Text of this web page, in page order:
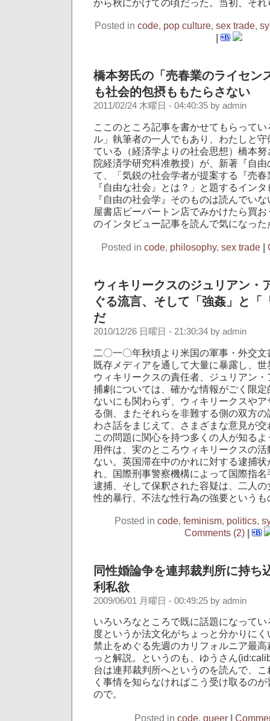
から秋にかけての頃だった。当初、そ
Posted in code, pop culture, sex trade,
橋本努氏の「売春業のライセン
も社会的包摂ももたらさない
2011/02/24 木曜日 - 04:40:35 by admin
ここのところ記事を書かせてもらって
ル」執筆者の一人でもあり、わたしと
ている（経済学よりの社会思想）橋本
院経済学研究科准教授）が、新著『自
て、「気鋭の社会学者が提案する『売
『自由な社会』とは？」と題するイン
『自由の社会学』そのものは読んでい
屋書店ビーバートン店でみかけたら買
のインタビュー記事を読んで気になっ
Posted in code, philosophy, sex trade |
ウィキリークスのジュリアン・
ぐる流言、そして「強姦」と「
だ
2010/12/26 日曜日 - 21:30:34 by admin
二〇一〇年秋頃より米国の軍事・外交
既存メディアを通して大量に暴露し、
ウィキリークスの責任者、ジュリアン
捕劇については、確かな情報がごく限
ないにも関わらず、ウィキリークスや
る側、またそれらを非難する側の双方
わさ話をまじえて、さまざまな意見が
この問題に関心を持つ多くの人が知る
用件は、実のところウィキリークスの
ない。英国滞在中のかれに対する逮捕
れ、国際刑事警察機構によって国際指
逮捕、そして保釈された容疑は、二人
性的暴行、不法な性行為の強要というも
Posted in code, feminism, politics,
Comments (2) |
同性婚論争を連邦裁判所に持ち
利私欲
2009/06/01 月曜日 - 00:49:25 by admin
いろいろなところで既に話題になって
度というか法文化がちょっと分かりに
禁止をめぐる先週のカリフォルニア最
っと解説。というのも、ゆうさん
台は連邦裁判所へというのを読んで、
く事情を知らなければこう受け取るの
ので。
Posted in code, queer |